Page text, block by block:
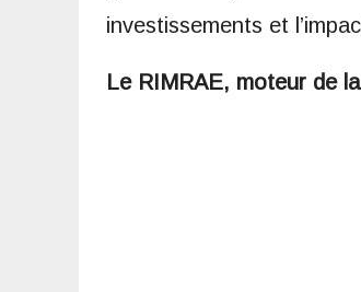
investissements et
Le RIMRAE, moteur de